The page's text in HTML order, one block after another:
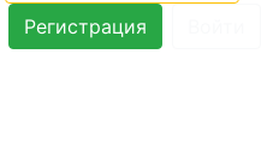
Регистрация